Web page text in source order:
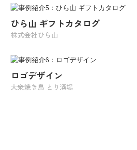
ひら山 ギフトカタログ
株式会社ひら山
ロゴデザイン
大衆焼き鳥 とり酒場